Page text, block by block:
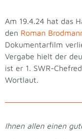
Am 19.4.24 hat das
den Roman
Dokumentarfilm
Vergabe hielt der
ist er 1. SWR-
Wortlaut.
Ihnen allen einen